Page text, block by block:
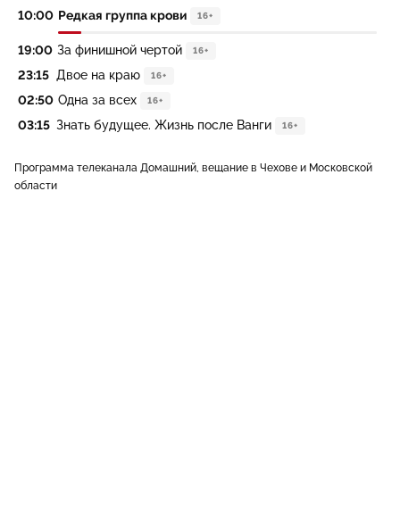
10:00 Редкая группа крови 16+
19:00 За финишной чертой 16+
23:15 Двое на краю 16+
02:50 Одна за всех 16+
03:15 Знать будущее. Жизнь после Ванги 16+
Программа телеканала Домашний, вещание в Чехове и Московской
области